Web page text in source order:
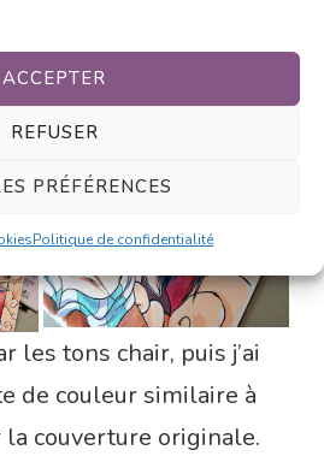
ACCEPTER
REFUSER
PRÉFÉRENCES
Politique de confidentialité
les tons chair, puis j’ai
de couleur similaire à
couverture originale.